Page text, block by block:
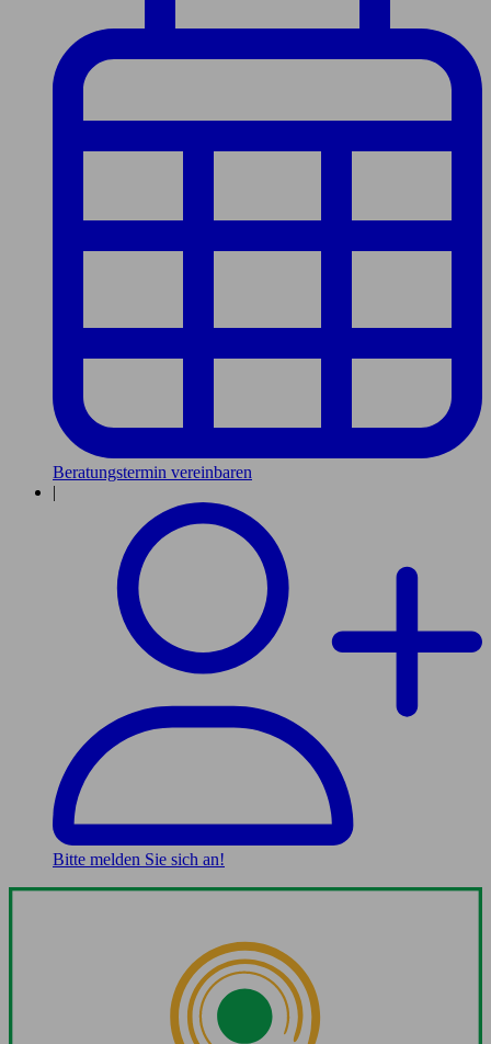
Beratungstermin vereinbaren
|
Bitte melden Sie sich an!